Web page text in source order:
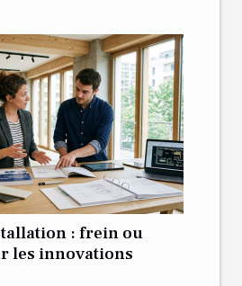
: frein ou
les innovations